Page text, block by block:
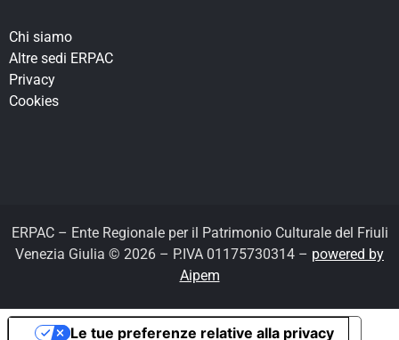
Chi siamo
Altre sedi ERPAC
Privacy
Cookies
ERPAC – Ente Regionale per il Patrimonio Culturale del Friuli
Venezia Giulia © 2026 – P.IVA 01175730314 – powered by
Aipem
Le tue preferenze relative alla privacy